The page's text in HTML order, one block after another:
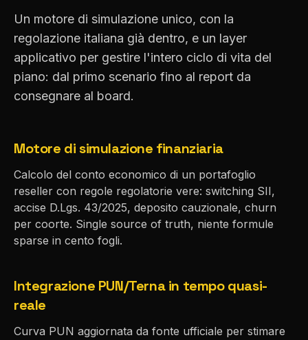
Un motore di simulazione unico, con la
regolazione italiana già dentro, e un layer
applicativo per gestire l'intero ciclo di vita del
piano: dal primo scenario fino al report da
consegnare al board.
Motore di simulazione finanziaria
Calcolo del conto economico di un portafoglio
reseller con regole regolatorie vere: switching SII,
accise D.Lgs. 43/2025, deposito cauzionale, churn
per coorte. Single source of truth, niente formule
sparse in cento fogli.
Integrazione PUN/Terna in tempo quasi-
reale
Curva PUN aggiornata da fonte ufficiale per stimare